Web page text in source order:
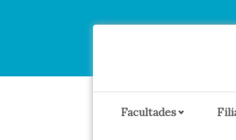
Facultades